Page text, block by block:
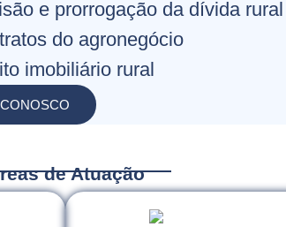
e prorrogação da dívida rural
do agronegócio
imobiliário rural
de Atuação